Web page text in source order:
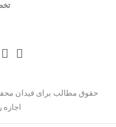
حقوق مطالب برای فیدان